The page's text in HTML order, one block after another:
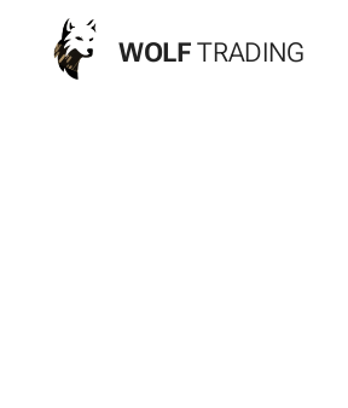
WOLF TRADING